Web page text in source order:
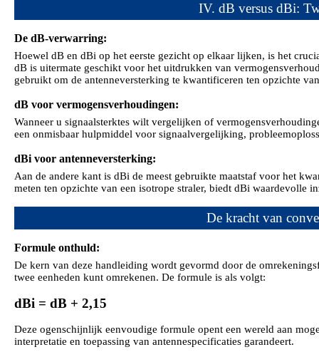
IV. dB versus dBi:
De dB-verwarring:
Hoewel dB en dBi op het eerste gezicht op elkaar lijken, is het
dB is uitermate geschikt voor het uitdrukken van
gebruikt om de antenneversterking te kwantificeren ten opzichte
dB voor vermogensverhoudingen:
Wanneer u signaalsterktes wilt vergelijken of
een onmisbaar hulpmiddel voor signaalvergelijking,
dBi voor antenneversterking:
Aan de andere kant is dBi de meest gebruikte maatstaf voor het
meten ten opzichte van een isotrope straler, biedt dBi waardevolle
De kracht van
Formule onthuld:
De kern van deze handleiding wordt gevormd door de
twee eenheden kunt omrekenen. De formule is als volgt:
dBi = dB + 2,15
Deze ogenschijnlijk eenvoudige formule opent een wereld aan
interpretatie en toepassing van antennespecificaties garandeert.